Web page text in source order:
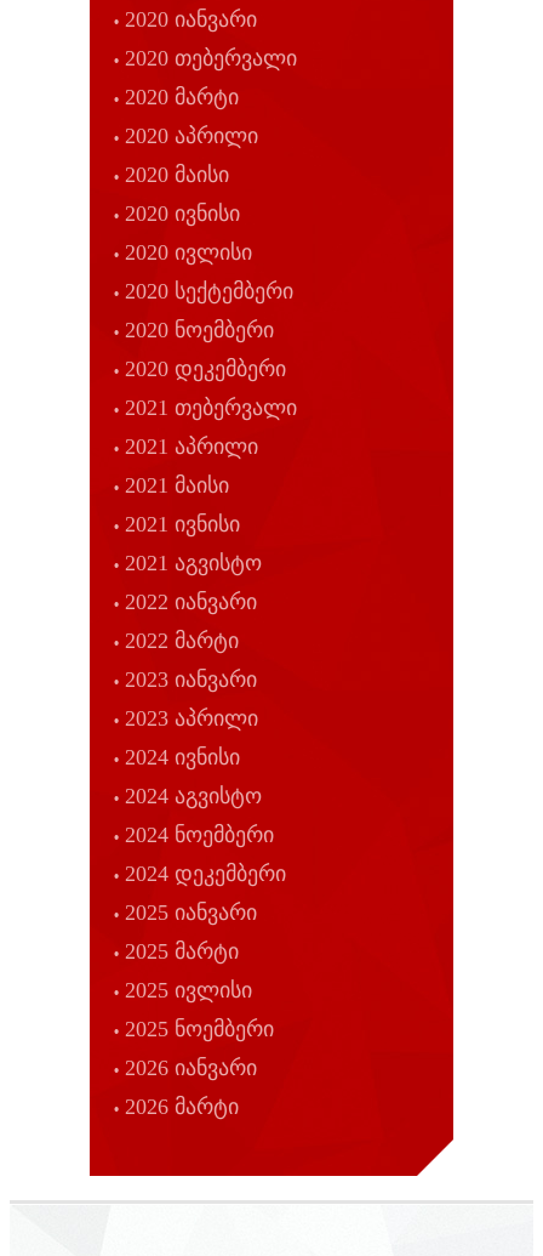
2020 იანვარი
2020 თებერვალი
2020 მარტი
2020 აპრილი
2020 მაისი
2020 ივნისი
2020 ივლისი
2020 სექტემბერი
2020 ნოემბერი
2020 დეკემბერი
2021 თებერვალი
2021 აპრილი
2021 მაისი
2021 ივნისი
2021 აგვისტო
2022 იანვარი
2022 მარტი
2023 იანვარი
2023 აპრილი
2024 ივნისი
2024 აგვისტო
2024 ნოემბერი
2024 დეკემბერი
2025 იანვარი
2025 მარტი
2025 ივლისი
2025 ნოემბერი
2026 იანვარი
2026 მარტი